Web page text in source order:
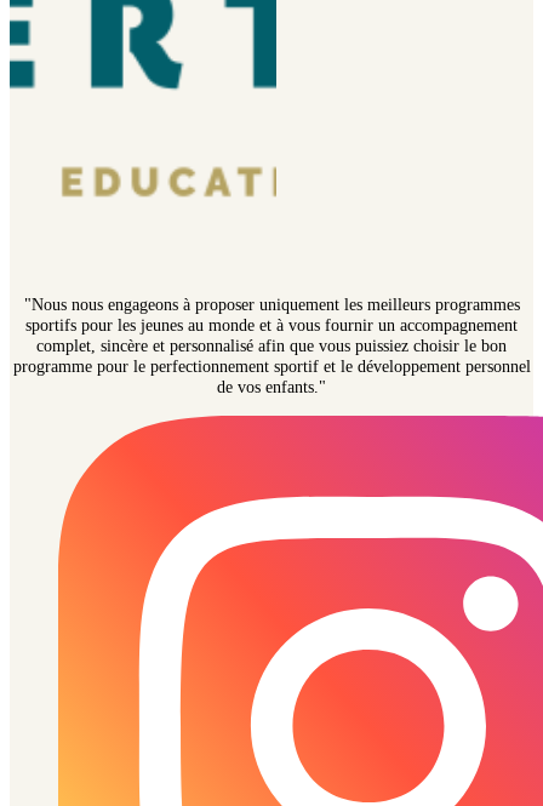
"Nous nous engageons à proposer uniquement les meilleurs programmes
sportifs pour les jeunes au monde et à vous fournir un accompagnement
complet, sincère et personnalisé afin que vous puissiez choisir le bon
programme pour le perfectionnement sportif et le développement personnel
de vos enfants."